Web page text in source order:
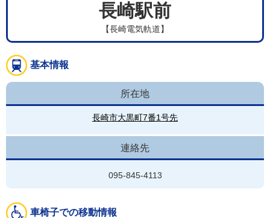
長崎駅前
【長崎電気軌道】
基本情報
所在地
長崎市大黒町7番1号先
連絡先
095-845-4113
車椅子での移動情報